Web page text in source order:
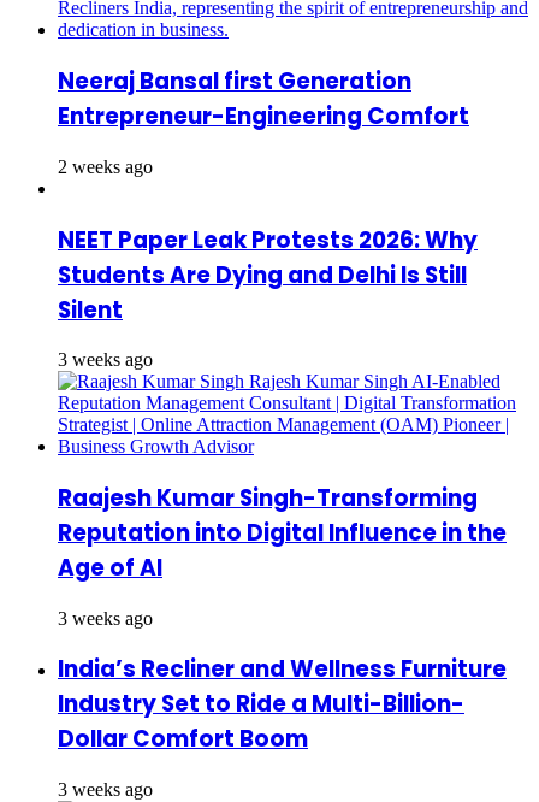
Neeraj Bansal first Generation
Entrepreneur-Engineering Comfort
2 weeks ago
NEET Paper Leak Protests 2026: Why
Students Are Dying and Delhi Is Still
Silent
3 weeks ago
Raajesh Kumar Singh-Transforming
Reputation into Digital Influence in the
Age of AI
3 weeks ago
India’s Recliner and Wellness Furniture
Industry Set to Ride a Multi-Billion-
Dollar Comfort Boom
3 weeks ago